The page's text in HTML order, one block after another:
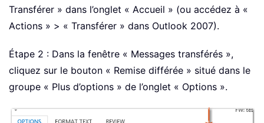
Transférer » dans l’onglet « Accueil » (ou accédez à «
Actions » > « Transférer » dans Outlook 2007).
Étape 2 : Dans la fenêtre « Messages transférés »,
cliquez sur le bouton « Remise différée » situé dans le
groupe « Plus d’options » de l’onglet « Options ».